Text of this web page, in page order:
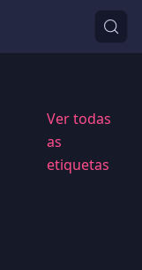
Ver todas
as
etiquetas